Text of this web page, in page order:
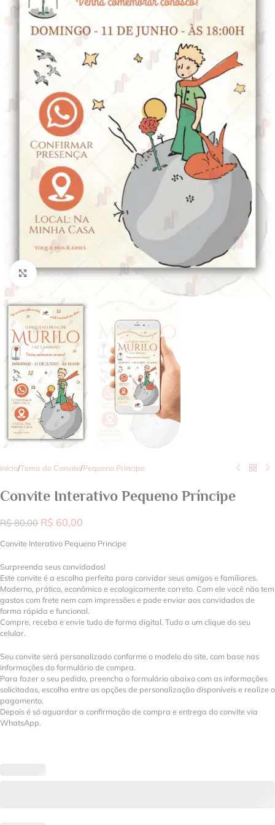
Clique para ampliar
Início/Tema do Convite/Pequeno Príncipe
Convite Interativo Pequeno Príncipe
R$80,00 R$ 60,00
Convite Interativo Pequeno Principe
Surpreenda seus convidados!
Este convite é a escolha perfeita para convidar seus amigos e familiares.
Moderno, prático, econômico e ecologicamente correto. Com ele você não tem
gastos com frete nem com impressões e pode enviar aos convidados de
forma rápida e funcional.
Compre, receba e envie tudo de forma digital. Tudo a um clique do seu
celular.
Seu convite será personalizado conforme o modelo do site, com base nas
informações do formulário de compra.
Para fazer o seu pedido, preencha o formulário abaixo com as informações
solicitadas, escolha entre as opções de personalização disponíveis e realize o
pagamento.
Depois é só aguardar a confirmação de compra e entrega do convite via
WhatsApp.